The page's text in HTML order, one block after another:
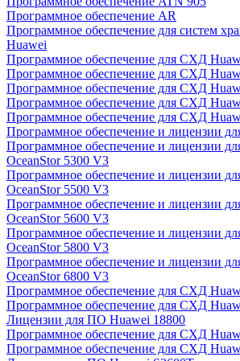
Программное обеспечение AR
Программное обеспечение для систем
Huawei
Программное обеспечение для СХД
Программное обеспечение для СХД
Программное обеспечение для СХД
Программное обеспечение для СХД
Программное обеспечение для СХД
Программное обеспечение и лицензии
Программное обеспечение и лицензии
OceanStor 5300 V3
Программное обеспечение и лицензии
OceanStor 5500 V3
Программное обеспечение и лицензии
OceanStor 5600 V3
Программное обеспечение и лицензии
OceanStor 5800 V3
Программное обеспечение и лицензии
OceanStor 6800 V3
Программное обеспечение для СХД
Программное обеспечение для СХД
Лицензии для ПО Huawei 18800
Программное обеспечение для СХД
Программное обеспечение для СХД